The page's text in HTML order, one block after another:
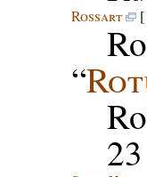
Rossart [
“